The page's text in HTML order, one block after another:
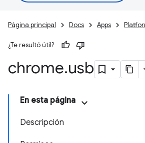
Página principal Docs Apps
¿Te resultó útil?
chrome.usb
En esta página
Descripción